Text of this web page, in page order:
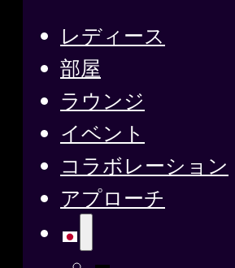
レディース
部屋
ラウンジ
イベント
コラボレーション
アプローチ